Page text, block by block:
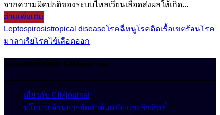
จากความผิดปกติของระบบไหลเวียนเลือดส่งผลให้เกิด...
อ่านเพิ่มเติม
Leptospirosistropical diseaseโรคฉี่หนูโรคติดเชื้อเขตร้อนโรค
มาลาเรียโรคไข้เลือดออก
นโยบายเกี่ยวกับ CIMjournal
เกี่ยวกับ CIMjournal
นโยบายด้านการจัดทำต้นฉบับ และลิขสิทธิ์